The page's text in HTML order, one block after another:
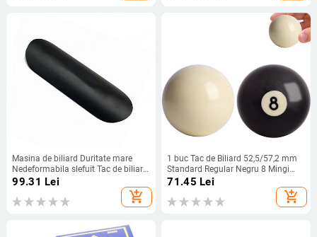
Masina de biliard Duritate mare
Nedeformabila slefuit Tac de biliard
Slefuitor cu varf Tac de biliard Club
99.31 Lei
add_shopping_cart
1 buc Tac de Biliard 52,5/57,2 mm
Standard Regular Negru 8 Mingi
Snooker de schimb Exercițiu de
71.45 Lei
add_shopping_cart